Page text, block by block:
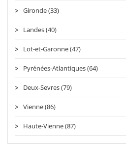
Gironde (33)
Landes (40)
Lot-et-Garonne (47)
Pyrénées-Atlantiques (64)
Deux-Sevres (79)
Vienne (86)
Haute-Vienne (87)